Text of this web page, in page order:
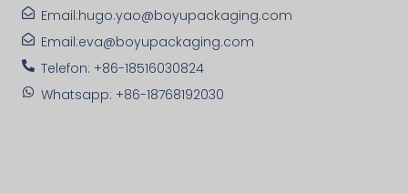
Email:hugo.yao@boyupackaging.com
Email:eva@boyupackaging.com
Telefon: +86-18516030824
Whatsapp: +86-18768192030